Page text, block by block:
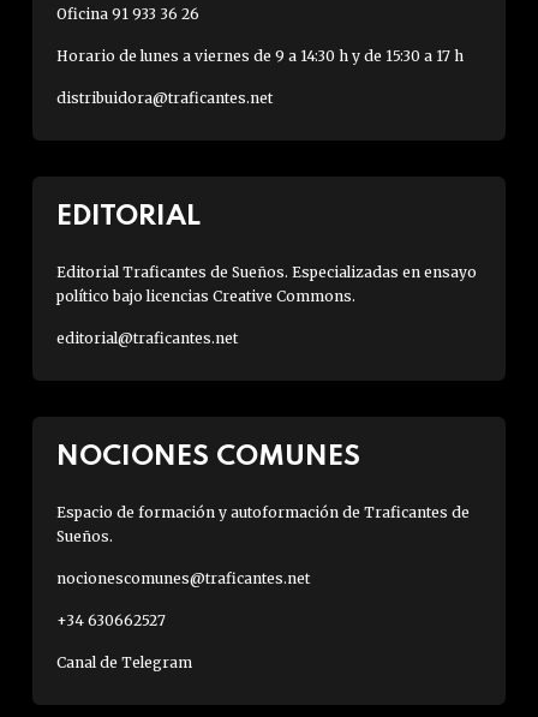
Oficina 91 933 36 26
Horario de lunes a viernes de 9 a 14:30 h y de 15:30 a 17 h
distribuidora@traficantes.net
EDITORIAL
Editorial Traficantes de Sueños. Especializadas en ensayo
político bajo licencias Creative Commons.
editorial@traficantes.net
NOCIONES COMUNES
Espacio de formación y autoformación de Traficantes de
Sueños.
nocionescomunes@traficantes.net
+34 630662527
Canal de Telegram